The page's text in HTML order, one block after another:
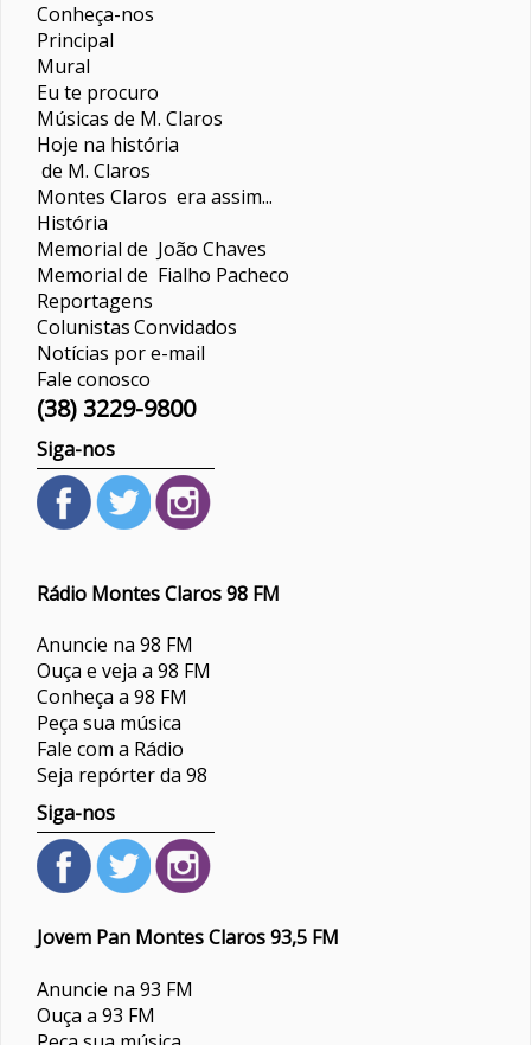
Conheça-nos
Principal
Mural
Eu te procuro
Músicas de M. Claros
Hoje na história
de M. Claros
Montes Claros era assim...
História
Memorial de João Chaves
Memorial de Fialho Pacheco
Reportagens
ColunistasConvidados
Notícias por e-mail
Fale conosco
(38) 3229-9800
Siga-nos
Rádio Montes Claros 98 FM
Anuncie na 98 FM
Ouça e veja a 98 FM
Conheça a 98 FM
Peça sua música
Fale com a Rádio
Seja repórter da 98
Siga-nos
Jovem Pan Montes Claros 93,5 FM
Anuncie na 93 FM
Ouça a 93 FM